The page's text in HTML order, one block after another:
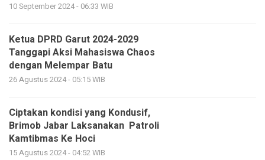
10 September 2024 - 06:33 WIB
Ketua DPRD Garut 2024-2029
Tanggapi Aksi Mahasiswa Chaos
dengan Melempar Batu
26 Agustus 2024 - 05:15 WIB
Ciptakan kondisi yang Kondusif,
Brimob Jabar Laksanakan Patroli
Kamtibmas Ke Hoci
15 Agustus 2024 - 04:52 WIB